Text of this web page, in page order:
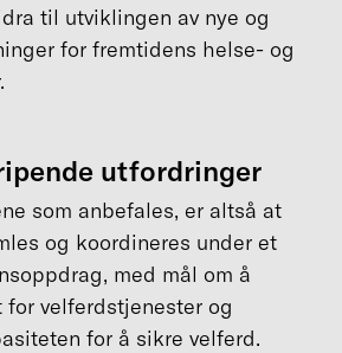
til utviklingen av nye og
for fremtidens helse- og
utfordringer
som anbefales, er altså at
og koordineres under et
med mål om å
for velferdstjenester og
for å sikre velferd.